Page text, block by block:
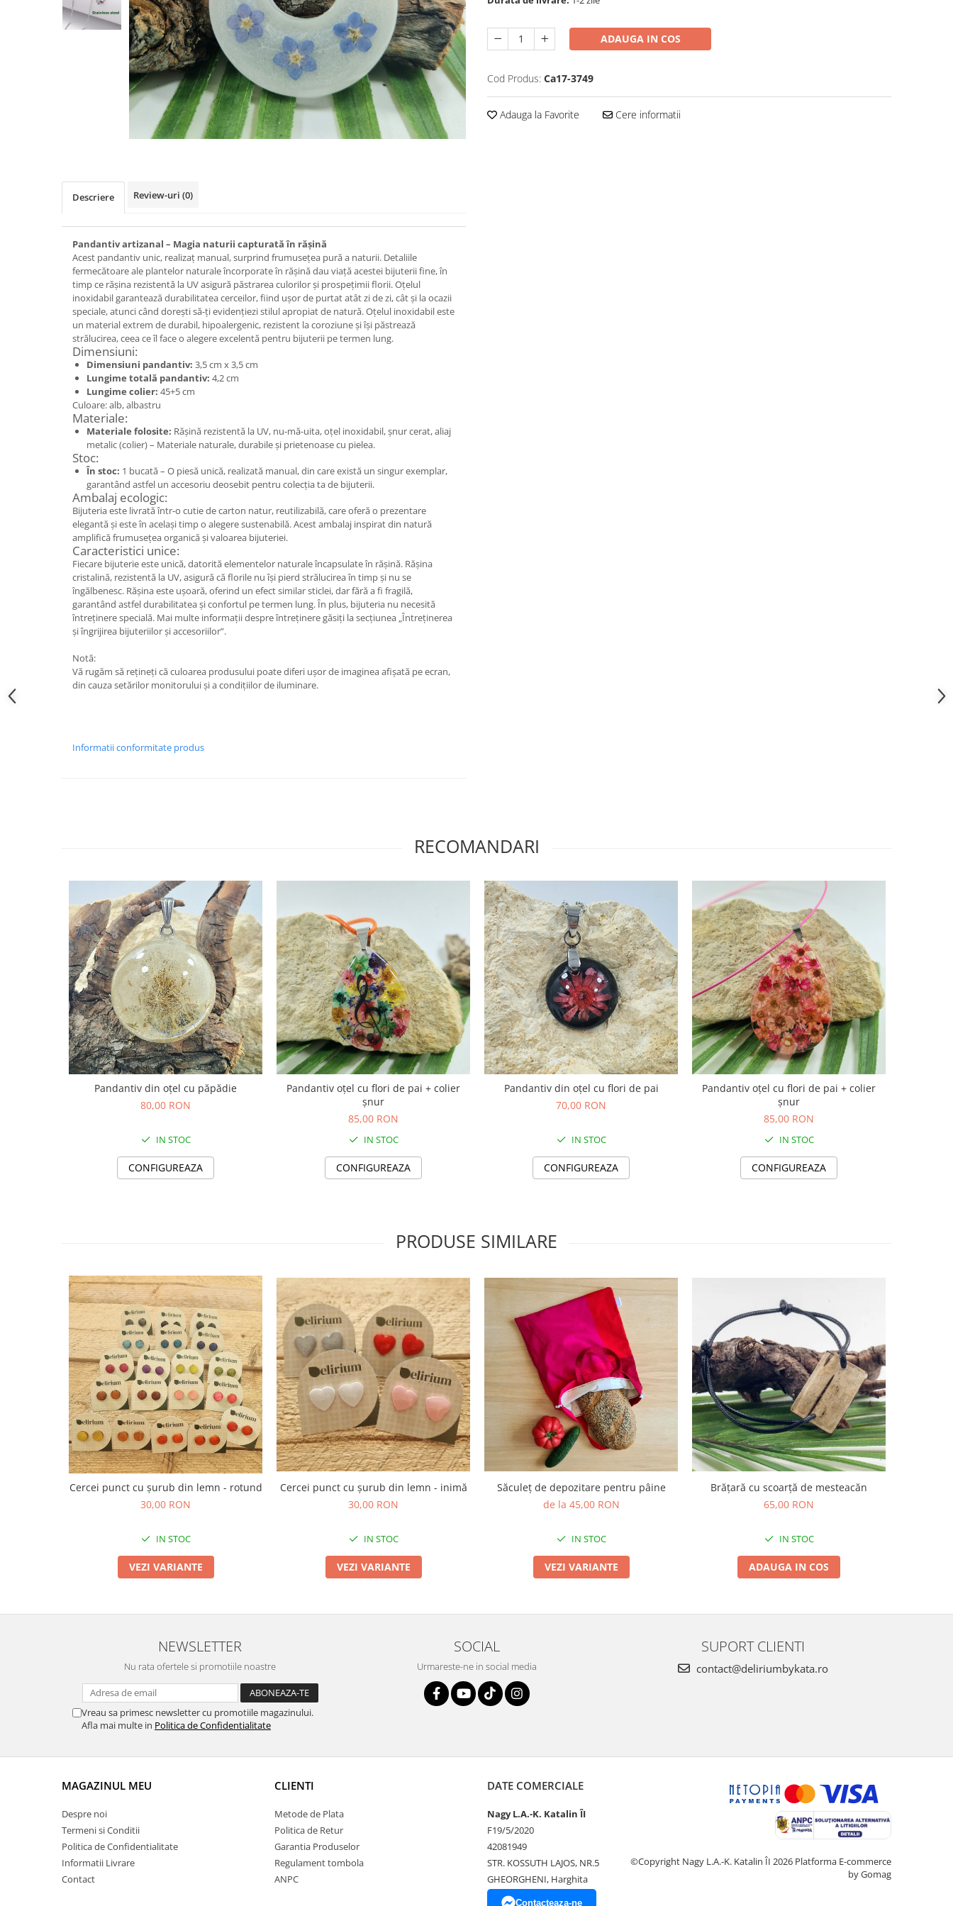
Colier / Pandantiv
Colier / Pandantiv
Colier / Pandantiv
Brățară de gleznă
Bijuterii aliaj metalic
Colier / Pandantiv
Mărgele / talisman
Bijuterii din Floarea de colț
Colier / Pandantiv
Suport bijuterii
Bijuterii cu cristale naturale
Colier / Pandantiv
Bijuterii din lemn
Produse personalizate (mărturii)
Produse zero waste
Săculeț de depozitare pentru pâine
Ambalaj cu ceară de albine pentru
Șervețel ecologic pentru sandiș
Săculeț pentru ronțăieli
Dischete cosmetice
Capac textil pentru vase și farfurii
TOATE Produsele Personalizate
ADAUGA IN COS
Cod Produs: Ca17-3749
Adauga la Favorite Cere informatii
Descriere Review-uri (0)
Pandantiv artizanal – Magia naturii capturată în rășină
Acest pandantiv unic, realizaț manual, surprind frumusețea pură a naturii. Detaliile
fermecătoare ale plantelor naturale încorporate în rășină dau viață acestei bijuterii fine, în
timp ce rășina rezistentă la UV asigură păstrarea culorilor și prospețimii florii. Oțelul
inoxidabil garantează durabilitatea cerceilor, fiind ușor de purtat atât zi de zi, cât și la ocazii
speciale, atunci când dorești să-ți evidențiezi stilul apropiat de natură. Oțelul inoxidabil este
un material extrem de durabil, hipoalergenic, rezistent la coroziune și își păstrează
strălucirea, ceea ce îl face o alegere excelentă pentru bijuterii pe termen lung.
Dimensiuni:
Dimensiuni pandantiv: 3,5 cm x 3,5 cm
Lungime totală pandantiv: 4,2 cm
Lungime colier: 45+5 cm
Culoare: alb, albastru
Materiale:
Materiale folosite: Rășină rezistentă la UV, nu-mă-uita, oțel inoxidabil, șnur cerat, aliaj
metalic (colier) – Materiale naturale, durabile și prietenoase cu pielea.
Stoc:
În stoc: 1 bucată – O piesă unică, realizată manual, din care există un singur exemplar,
garantând astfel un accesoriu deosebit pentru colecția ta de bijuterii.
Ambalaj ecologic:
Bijuteria este livrată într-o cutie de carton natur, reutilizabilă, care oferă o prezentare
elegantă și este în același timp o alegere sustenabilă. Acest ambalaj inspirat din natură
amplifică frumusețea organică și valoarea bijuteriei.
Caracteristici unice:
Fiecare bijuterie este unică, datorită elementelor naturale încapsulate în rășină. Rășina
cristalină, rezistentă la UV, asigură că florile nu își pierd strălucirea în timp și nu se
îngălbenesc. Rășina este ușoară, oferind un efect similar sticlei, dar fără a fi fragilă,
garantând astfel durabilitatea și confortul pe termen lung. În plus, bijuteria nu necesită
întreținere specială. Mai multe informații despre întreținere găsiți la secțiunea „Întreținerea
și îngrijirea bijuteriilor și accesoriilor”.
Notă:
Vă rugăm să rețineți că culoarea produsului poate diferi ușor de imaginea afișată pe ecran,
din cauza setărilor monitorului și a condițiilor de iluminare.
Informatii conformitate produs
RECOMANDARI
Pandantiv din oțel cu păpădie
80,00 RON
IN STOC
CONFIGUREAZA
Pandantiv oțel cu flori de pai + colier
șnur
85,00 RON
IN STOC
CONFIGUREAZA
Pandantiv din oțel cu flori de pai
70,00 RON
IN STOC
CONFIGUREAZA
Pandantiv oțel cu flori de pai + colier
șnur
85,00 RON
IN STOC
CONFIGUREAZA
PRODUSE SIMILARE
Cercei punct cu șurub din lemn - rotund
30,00 RON
IN STOC
VEZI VARIANTE
Cercei punct cu șurub din lemn - inimă
30,00 RON
IN STOC
VEZI VARIANTE
Săculeț de depozitare pentru pâine
de la 45,00 RON
IN STOC
VEZI VARIANTE
Brățară cu scoarță de mesteacăn
65,00 RON
IN STOC
ADAUGA IN COS
NEWSLETTER
Nu rata ofertele si promotiile noastre
Vreau sa primesc newsletter cu promotiile magazinului.
Afla mai multe in Politica de Confidentialitate
SOCIAL
Urmareste-ne in social media
SUPORT CLIENTI
contact@deliriumbykata.ro
MAGAZINUL MEU
Despre noi
Termeni si Conditii
Politica de Confidentialitate
Informatii Livrare
Contact
CLIENTI
Metode de Plata
Politica de Retur
Garantia Produselor
Regulament tombola
ANPC
DATE COMERCIALE
Nagy L.A.-K. Katalin ÎI
F19/5/2020
42081949
STR. KOSSUTH LAJOS, NR.5
GHEORGHENI, Harghita
Contacteaza-ne
©Copyright Nagy L.A.-K. Katalin ÎI 2026 Platforma E-commerce
by Gomag